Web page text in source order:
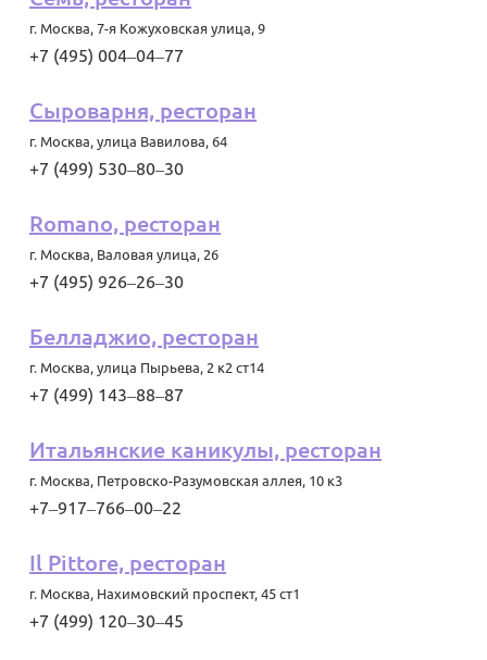
г. Москва, 7-я Кожуховская улица, 9
+7 (495) 004‒04‒77
Сыроварня, ресторан
г. Москва, улица Вавилова, 64
+7 (499) 530‒80‒30
Romano, ресторан
г. Москва, Валовая улица, 26
+7 (495) 926‒26‒30
Белладжио, ресторан
г. Москва, улица Пырьева, 2 к2 ст14
+7 (499) 143‒88‒87
Итальянские каникулы, ресторан
г. Москва, Петровско-Разумовская аллея, 10 к3
+7‒917‒766‒00‒22
Il Pittore, ресторан
г. Москва, Нахимовский проспект, 45 ст1
+7 (499) 120‒30‒45